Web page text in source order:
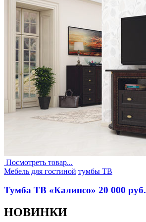
Посмотреть товар...
Опубликовано
Мебель для гостиной тумбы ТВ
Тумба ТВ «Калипсо» 20 000 руб.
НОВИНКИ